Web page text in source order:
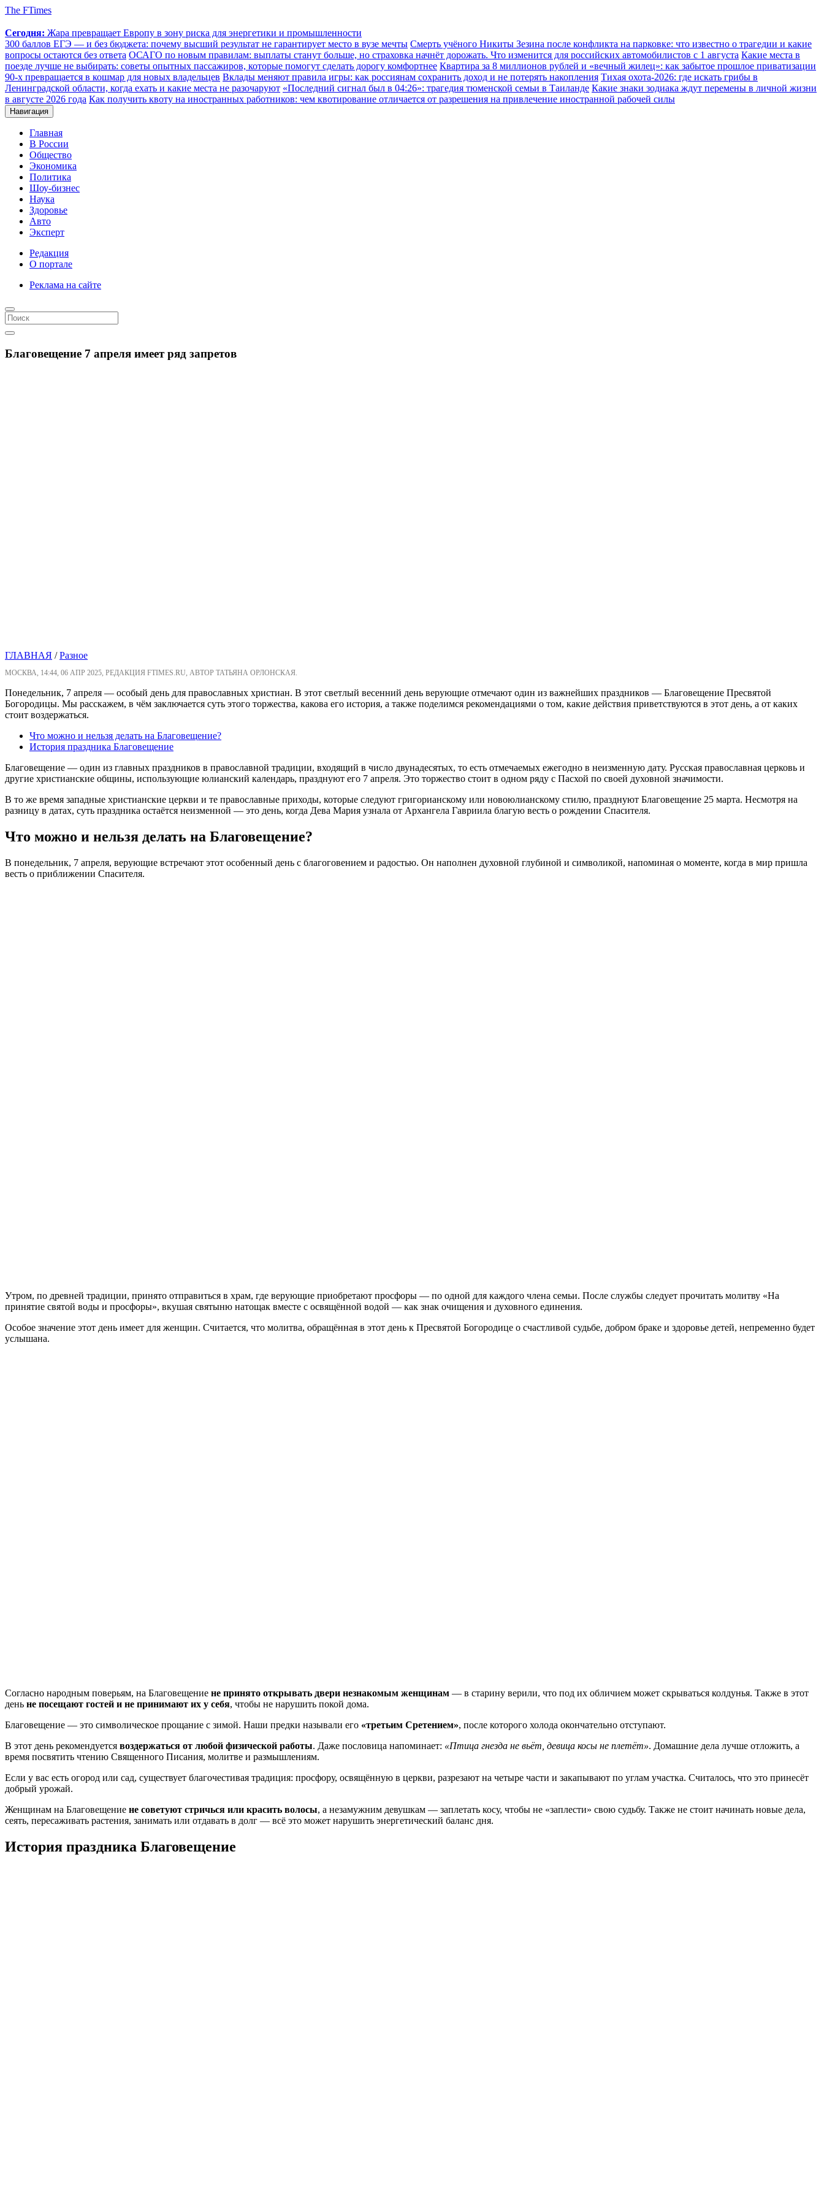
The FTimes
Сегодня: Жара превращает Европу в зону риска для энергетики и промышленности
300 баллов ЕГЭ — и без бюджета: почему высший результат не гарантирует место в вузе мечты Смерть учёного Никиты Зезина после конфликта на парковке: что известно о трагедии и какие
вопросы остаются без ответа ОСАГО по новым правилам: выплаты станут больше, но страховка начнёт дорожать. Что изменится для российских автомобилистов с 1 августа Какие места в
поезде лучше не выбирать: советы опытных пассажиров, которые помогут сделать дорогу комфортнее Квартира за 8 миллионов рублей и «вечный жилец»: как забытое прошлое приватизации
90-х превращается в кошмар для новых владельцев Вклады меняют правила игры: как россиянам сохранить доход и не потерять накопления Тихая охота-2026: где искать грибы в
Ленинградской области, когда ехать и какие места не разочаруют «Последний сигнал был в 04:26»: трагедия тюменской семьи в Таиланде Какие знаки зодиака ждут перемены в личной жизни
в августе 2026 года Как получить квоту на иностранных работников: чем квотирование отличается от разрешения на привлечение иностранной рабочей силы
Навигация
Главная
В России
Общество
Экономика
Политика
Шоу-бизнес
Наука
Здоровье
Авто
Эксперт
Редакция
О портале
Реклама на сайте
Благовещение 7 апреля имеет ряд запретов
ГЛАВНАЯ /Разное
МОСКВА, 14:44, 06 АПР 2025, РЕДАКЦИЯ FTIMES.RU, АВТОР ТАТЬЯНА ОРЛОНСКАЯ.
Понедельник, 7 апреля — особый день для православных христиан. В этот светлый весенний день верующие отмечают один из важнейших праздников — Благовещение Пресвятой
Богородицы. Мы расскажем, в чём заключается суть этого торжества, какова его история, а также поделимся рекомендациями о том, какие действия приветствуются в этот день, а от каких
стоит воздержаться.
Что можно и нельзя делать на Благовещение?
История праздника Благовещение
Благовещение — один из главных праздников в православной традиции, входящий в число двунадесятых, то есть отмечаемых ежегодно в неизменную дату. Русская православная церковь и
другие христианские общины, использующие юлианский календарь, празднуют его 7 апреля. Это торжество стоит в одном ряду с Пасхой по своей духовной значимости.
В то же время западные христианские церкви и те православные приходы, которые следуют григорианскому или новоюлианскому стилю, празднуют Благовещение 25 марта. Несмотря на
разницу в датах, суть праздника остаётся неизменной — это день, когда Дева Мария узнала от Архангела Гавриила благую весть о рождении Спасителя.
Что можно и нельзя делать на Благовещение?
В понедельник, 7 апреля, верующие встречают этот особенный день с благоговением и радостью. Он наполнен духовной глубиной и символикой, напоминая о моменте, когда в мир пришла
весть о приближении Спасителя.
Утром, по древней традиции, принято отправиться в храм, где верующие приобретают просфоры — по одной для каждого члена семьи. После службы следует прочитать молитву «На
принятие святой воды и просфоры», вкушая святыню натощак вместе с освящённой водой — как знак очищения и духовного единения.
Особое значение этот день имеет для женщин. Считается, что молитва, обращённая в этот день к Пресвятой Богородице о счастливой судьбе, добром браке и здоровье детей, непременно будет
услышана.
Согласно народным поверьям, на Благовещение не принято открывать двери незнакомым женщинам — в старину верили, что под их обличием может скрываться колдунья. Также в этот
день не посещают гостей и не принимают их у себя, чтобы не нарушить покой дома.
Благовещение — это символическое прощание с зимой. Наши предки называли его «третьим Сретением», после которого холода окончательно отступают.
В этот день рекомендуется воздержаться от любой физической работы. Даже пословица напоминает: «Птица гнезда не вьёт, девица косы не плетёт». Домашние дела лучше отложить, а
время посвятить чтению Священного Писания, молитве и размышлениям.
Если у вас есть огород или сад, существует благочестивая традиция: просфору, освящённую в церкви, разрезают на четыре части и закапывают по углам участка. Считалось, что это принесёт
добрый урожай.
Женщинам на Благовещение не советуют стричься или красить волосы, а незамужним девушкам — заплетать косу, чтобы не «заплести» свою судьбу. Также не стоит начинать новые дела,
сеять, пересаживать растения, занимать или отдавать в долг — всё это может нарушить энергетический баланс дня.
История праздника Благовещение